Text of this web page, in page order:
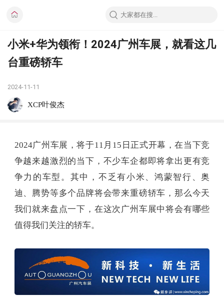
小米+华为领衔！2024广州车展，就看这几
台重磅轿车
2024-11-11
XCP叶俊杰
2024广州车展，将于11月15日正式开幕，在当下竞
争越来越激烈的当下，不少车企都即将拿出更有竞
争力的车型。其中，不乏有小米、鸿蒙智行、奥
迪、腾势等多个品牌将会带来重磅轿车，那么今天
我们就来盘点一下，在这次广州车展中将会有哪些
值得我们关注的轿车。